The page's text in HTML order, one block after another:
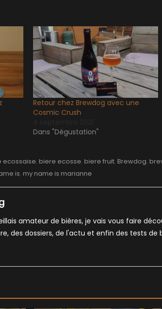
Retour chez Brewdog avec une
Cosmic Crush
Dans "Dégustation"
ecossaise, biere ecosse, biere fruit, Brewdog,
is, my name is marianne
amateur de bières, je vais vous faire
des dossiers, de l'actu et enfin des tests de